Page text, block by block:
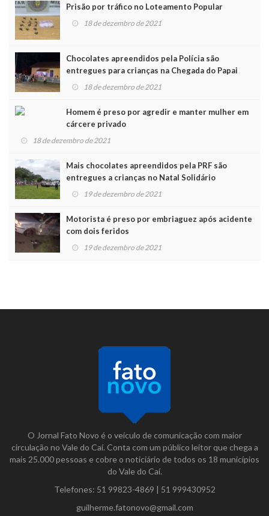
Prisão por tráfico no Loteamento Popular
18 de dezembro de 2021
Chocolates apreendidos pela Polícia são
entregues para crianças na Chegada do Papai
Noel 18 de dezembro de 2021
Homem é preso por agredir e manter mulher em
cárcere privado
18 de dezembro de 2021
Mais chocolates apreendidos pela PRF são
entregues a crianças no Natal Solidário
19 de dezembro de 2021
Motorista é preso por embriaguez após acidente
com dois feridos
19 de dezembro de 2021
O Jornal Fato Novo é o veículo de comunicação com maior
circulação no Vale do Caí. Conta com um público leitor que chega a
mais 25.000 pessoas e cobre o noticiário de todos os 18 municípios
do Vale do Caí.
Telefones: 51 99823-4869 | 51 999430952
guilherme.fatonovo@gmail.com